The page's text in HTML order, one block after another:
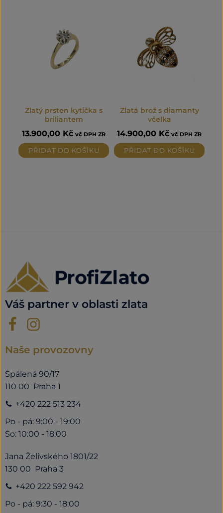
Zlatý prsten kytička s
briliantem
13.900,00 Kč vč DPH ZR
PŘIDAT DO KOŠÍKU
Zlatá brož s diamanty
včelka
14.900,00 Kč vč DPH ZR
PŘIDAT DO KOŠÍKU
Váš partner v oblasti zlata
Naše provozovny
Spálená 90/17
110 00 Praha 1
+420 222 513 234
Po - pá: 9:00 - 19:00
So: 10:00 - 18:00
Jana Želivského 1801/22
130 00 Praha 3
+420 222 592 942
Po - pá: 9:30 - 18:00